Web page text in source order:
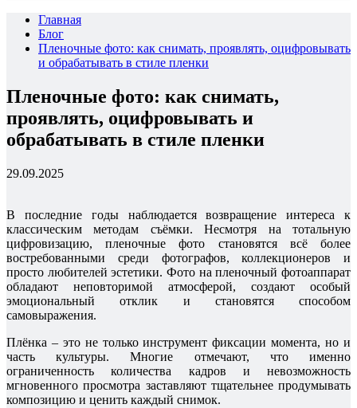
Главная
Блог
Пленочные фото: как снимать, проявлять, оцифровывать
и обрабатывать в стиле пленки
Пленочные фото: как снимать,
проявлять, оцифровывать и
обрабатывать в стиле пленки
29.09.2025
В последние годы наблюдается возвращение интереса к
классическим методам съёмки. Несмотря на тотальную
цифровизацию, пленочные фото становятся всё более
востребованными среди фотографов, коллекционеров и
просто любителей эстетики. Фото на пленочный фотоаппарат
обладают неповторимой атмосферой, создают особый
эмоциональный отклик и становятся способом
самовыражения.
Плёнка – это не только инструмент фиксации момента, но и
часть культуры. Многие отмечают, что именно
ограниченность количества кадров и невозможность
мгновенного просмотра заставляют тщательнее продумывать
композицию и ценить каждый снимок.